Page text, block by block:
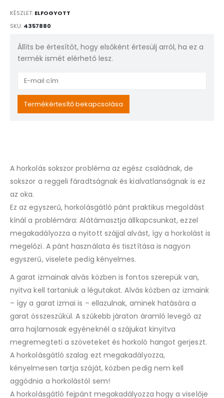
KÉSZLET: ELFOGYOTT
SKU: 4357880
Állíts be értesítőt, hogy elsőként értesülj arról, ha ez a
termék ismét elérhető lesz.
Enter
email
address
for
this
product
Termékértesítő bekapcsolása
A horkolás sokszor probléma az egész családnak, de
sokszor a reggeli fáradtságnak és kialvatlanságnak is ez
az oka.
Ez az egyszerű, horkolásgátló pánt praktikus megoldást
kínál a problémára: Alátámasztja állkapcsunkat, ezzel
megakadályozza a nyitott szájjal alvást, így a horkolást is
megelőzi. A pánt használata és tisztítása is nagyon
egyszerű, viselete pedig kényelmes.
A garat izmainak alvás közben is fontos szerepük van,
nyitva kell tartaniuk a légutakat. Alvás közben az izmaink
– így a garat izmai is – ellazulnak, aminek hatására a
garat összeszűkül. A szűkebb járaton áramló levegő az
arra hajlamosak egyéneknél a szájukat kinyitva
megremegteti a szöveteket és horkoló hangot gerjeszt.
A horkolásgátló szalag ezt megakadályozza,
kényelmesen tartja száját, közben pedig nem kell
aggódnia a horkolástól sem!
A horkolásgátló fejpánt megakadályozza hogy a viselője